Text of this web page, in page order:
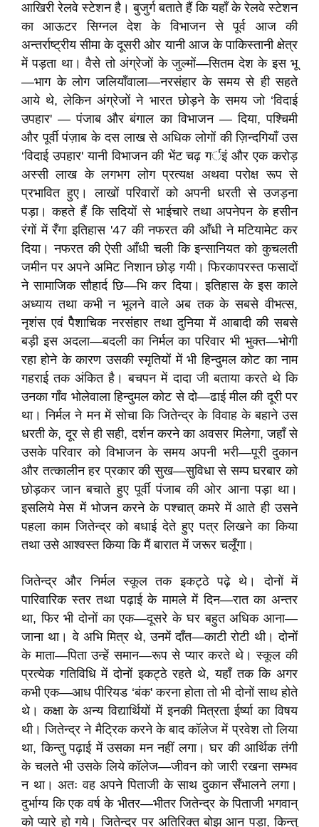
आखिरी रेलवे स्टेशन है। बुजुर्ग बताते हैं कि यहाँ के रेलवे स्टेशन
का आऊटर सिग्नल देश के विभाजन से पूर्व आज की
अन्तर्राष्ट्रीय सीमा के दूसरी ओर यानी आज के पाकिस्तानी क्षेत्र
में पड़ता था। वैसे तो अंग्रेजों के जुल्मों—सितम देश के इस भू
—भाग के लोग जलियाँवाला—नरसंहार के समय से ही सहते
आये थे, लेकिन अंग्रेजों ने भारत छोड़ने केे समय जो ‘विदाई
उपहार' — पंजाब और बंगाल का विभाजन — दिया, पश्चिमी
और पूर्वी पंज़ाब के दस लाख से अधिक लोगों की ज़िन्दगियाँ उस
‘विदाई उपहार' यानी विभाजन की भेंट चढ़ गर्इं और एक करोड़
अस्सी लाख के लगभग लोग प्रत्यक्ष अथवा परोक्ष रूप से
प्रभावित हुए। लाखों परिवारों को अपनी धरती से उजड़ना
पड़ा। कहते हैं कि सदियों से भाईचारे तथा अपनेपन के हसीन
रंगों में रँगा इतिहास '47 की नफरत की आँधी ने मटियामेट कर
दिया। नफरत की ऐसी आँधी चली कि इन्सानियत को कुचलती
जमीन पर अपने अमिट निशान छोड़ गयी। फिरकापरस्त फसादों
ने सामाजिक सौहार्द छि—भि कर दिया। इतिहास के इस काले
अध्याय तथा कभी न भूलने वाले अब तक के सबसे वीभत्स,
नृशंस एवं पैेशाचिक नरसंहार तथा दुनिया में आबादी की सबसे
बड़ी इस अदला—बदली का निर्मल का परिवार भी भुक्त—भोगी
रहा होने के कारण उसकी स्मृतियों में भी हिन्दुमल कोट का नाम
गहराई तक अंकित है। बचपन में दादा जी बताया करते थे कि
उनका गाँव भोलेवाला हिन्दुमल कोट से दो—ढाई मील की दूरी पर
था। निर्मल ने मन में सोचा कि जितेन्द्र के विवाह के बहाने उस
धरती के, दूर से ही सही, दर्शन करने का अवसर मिलेगा, जहाँ से
उसके परिवार को विभाजन के समय अपनी भरी—पूरी दुकान
और तत्कालीन हर प्रकार की सुख—सुविधा से सम्प घरबार को
छोड़कर जान बचाते हुए पूर्वी पंजाब की ओर आना पड़ा था।
इसलिये मेस में भोजन करने के पश्चात्‌ कमरे में आते ही उसने
पहला काम जितेन्द्र को बधाई देते हुए पत्र लिखने का किया
तथा उसे आश्वस्त किया कि मैं बारात में जरूर चलूँगा।
जितेन्द्र और निर्मल स्कूल तक इकट्ठे पढ़े थे। दोनों में
पारिवारिक स्तर तथा पढ़ाई के मामले में दिन—रात का अन्तर
था, फिर भी दोनों का एक—दूसरे के घर बहुत अधिक आना—
जाना था। वे अभि मित्र थे, उनमें दाँत—काटी रोटी थी। दोनों
के माता—पिता उन्हें समान—रूप से प्यार करते थे। स्कूल की
प्रत्येक गतिविधि में दोनों इकट्ठे रहते थे, यहाँ तक कि अगर
कभी एक—आध पीरियड ‘बंक' करना होता तो भी दोनों साथ होते
थे। कक्षा के अन्य विद्यार्थियों में इनकी मित्रता ईर्ष्या का विषय
थी। जितेन्द्र ने मैट्रिक करने के बाद कॉलेज में प्रवेश तो लिया
था, किन्तु पढ़ाई में उसका मन नहीं लगा। घर की आर्थिक तंगी
के चलते भी उसके लिये कॉलेज—जीवन को जारी रखना सम्भव
न था। अतः वह अपने पिताजी के साथ दुकान सँभालने लगा।
दुर्भाग्य कि एक वर्ष के भीतर—भीतर जितेन्द्र के पिताजी भगवान्‌
को प्यारे हो गये। जितेन्द्र पर अतिरिक्त बोझ आन पड़ा, किन्तु